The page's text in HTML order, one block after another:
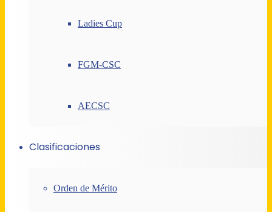
Ladies Cup
FGM-CSC
AECSC
Clasificaciones
Orden de Mérito